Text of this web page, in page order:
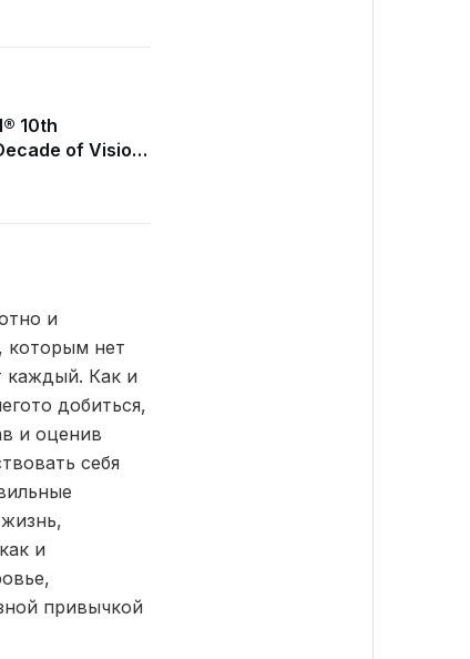
10th
of Vision
at Hôtel Le
и
которым нет
каждый. Как и
добиться,
и оценив
себя
и
привычкой